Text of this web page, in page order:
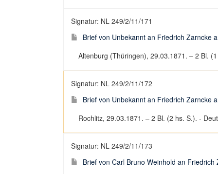
Signatur: NL 249/2/11/171
Brief von Unbekannt an Friedrich Zarncke
Altenburg (Thüringen), 29.03.1871. – 2 Bl.
Signatur: NL 249/2/11/172
Brief von Unbekannt an Friedrich Zarncke
Rochlitz, 29.03.1871. – 2 Bl. (2 hs. S.). -
Signatur: NL 249/2/11/173
Brief von Carl Bruno Weinhold an